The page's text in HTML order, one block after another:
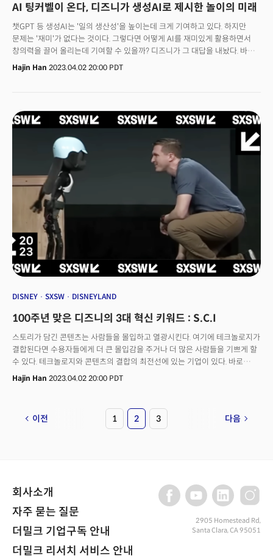
AI 팅커벨이 온다, 디즈니가 생성AI로 제시한 놀이의 미래
챗GPT 등 생성AI는 '일의 생산성'을 높이는데 크게 기여하고 있다. 하지만
문제는 '재미'가 없다는 것이다. 그렇다면 어떻게 AI를 재미있게 활용하면서
창의력을 끌어 올리는데 기여할 수 있을까? 디즈니가 그 대답을 내놨다. 바로
생성AI를 활용한 '인터랙티브 토이'다. 과거 머신러닝 로봇들도 사람의 행동에
반응했지만 고도화된 생성형AI가 탑재된 인형은 개념부터 다르다. 디즈니는
선사하는 것이 주목적이다. 여기에 AI에 탑재된다면 디즈니 캐릭터는 이
임무에 더 충실할 수 있다.
Hajin Han 2023.04.02 20:00 PDT
DISNEY SXSW DISNEYLAND
100주년 맞은 디즈니의 3대 혁신 키워드 : S.C.I
스토리가 담긴 콘텐츠는 사람들을 몰입하고 열광시킨다. 여기에 테크놀로지가
결합된다면 수용자들에게 더 큰 몰입감을 주거나 더 많은 사람들을 기쁘게 할
수 있다. 테크놀로지와 콘텐츠의 결합의 최전선에 있는 기업이 있다. 바로
디즈니(Disney)다. 1923년 설립된 디즈니는 1955년 우리 모두의 꿈을 그린
공간 테마파크 디즈니 랜드(Disneyland)를 만들었다. 거의 70년이 넘는 시간
스토리를 어트랙션이나 라이드(Ride)를 통해 팬들에게 새로운 경험을
선사했다. 또 테마파크, 호텔, 크루즈, 어드벤처(Adventure)를 넘나들며
Hajin Han 2023.04.02 20:00 PDT
이전 1 2 3 다음
회사소개
자주 묻는 질문
더밀크 기업구독 안내
더밀크 리서치 서비스 안내
2905 Homestead Rd,
Santa Clara, CA 95051